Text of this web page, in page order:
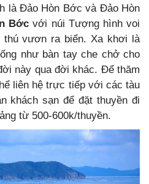
là Đảo Hòn Bớc và Đảo Hòn
Bớc với núi Tượng hình voi
thú vươn ra biển. Xa khơi là
như bàn tay che chở cho
này qua đời khác. Để thăm
liên hệ trực tiếp với các tàu
khách sạn để đặt thuyền đi
từ 500-600k/thuyền.